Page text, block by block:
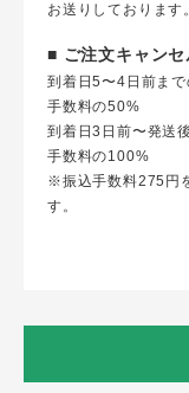
お送りしております。
■ ご注文キャン
到着日5〜4日前ま
手数料の50%
到着日3日前〜発送
手数料の100%
※振込手数料275円
す。